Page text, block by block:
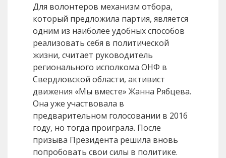
Для волонтеров механизм отбора,
который предложила партия, является
одним из наиболее удобных способов
реализовать себя в политической
жизни, считает руководитель
регионального исполкома ОНФ в
Свердловской области, активист
движения «Мы вместе» Жанна Рябцева.
Она уже участвовала в
предварительном голосовании в 2016
году, но тогда проиграла. После
призыва Президента решила вновь
попробовать свои силы в политике.